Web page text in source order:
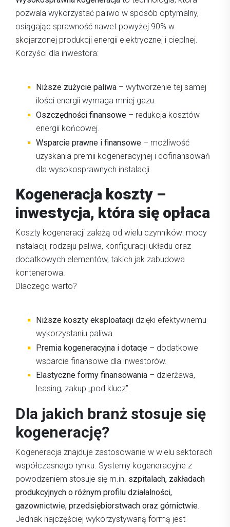
pozwala wykorzystać paliwo w sposób optymalny,
osiągając sprawność nawet powyżej 90% w
skojarzonej produkcji energii elektrycznej i cieplnej.
Korzyści dla inwestora:
Niższe zużycie paliwa – wytworzenie tej samej
ilości energii wymaga mniej gazu.
Oszczędności finansowe – redukcja kosztów
energii końcowej.
Wsparcie prawne i finansowe – możliwość
uzyskania premii kogeneracyjnej i dofinansowań
dla wysokosprawnych instalacji.
Kogeneracja koszty –
inwestycja, która się opłaca
Koszty kogeneracji zależą od wielu czynników: mocy
instalacji, rodzaju paliwa, konfiguracji układu oraz
dodatkowych elementów, takich jak zabudowa
kontenerowa.
Dlaczego warto?
Niższe koszty eksploatacji dzięki efektywnemu
wykorzystaniu paliwa.
Premia kogeneracyjna i dotacje – dodatkowe
wsparcie finansowe dla inwestorów.
Elastyczne formy finansowania – dzierżawa,
leasing, zakup „pod klucz”.
Dla jakich branż stosuje się
kogenerację?
Kogeneracja znajduje zastosowanie w wielu sektorach
współczesnego rynku. Systemy kogeneracyjne z
powodzeniem stosuje się m.in. szpitalach, zakładach
produkcyjnych o różnym profilu działalności,
gazownictwie, przedsiębiorstwach oraz górnictwie.
Jednak najczęściej wykorzystywaną formą jest